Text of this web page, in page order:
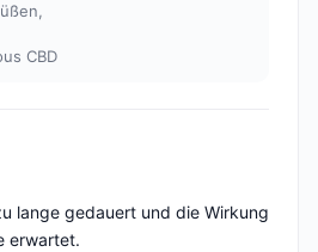
CBD
lange gedauert und die Wirkung
erwartet.